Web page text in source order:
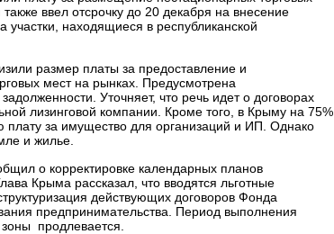
ввел отсрочку до 20 декабря на внесение
участки, находящиеся в республиканской
размер платы за предоставление и
мест на рынках. Предусмотрена
задолженности. Уточняет, что речь идет о договорах
лизинговой компании. Кроме того, в Крыму на 75%
плату за имущество для организаций и ИП. Однако
и жилье.
о корректировке календарных планов
Крыма рассказал, что вводятся льготные
действующих договоров Фонда
предпринимательства. Период выполнения
продлевается.